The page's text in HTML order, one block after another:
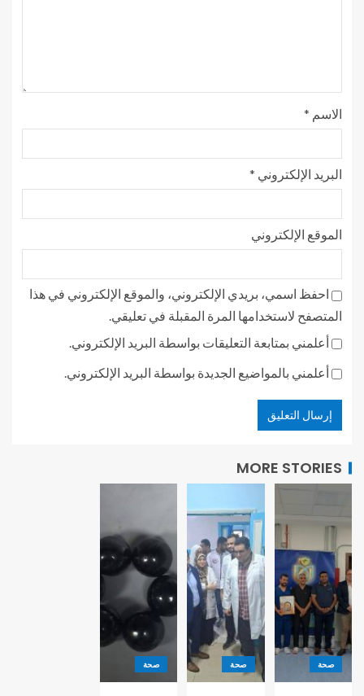
الاسم *
البريد الإلكتروني *
الموقع الإلكتروني
احفظ اسمي، بريدي الإلكتروني، والموقع الإلكتروني في هذا
المتصفح لاستخدامها المرة المقبلة في تعليقي.
أعلمني بمتابعة التعليقات بواسطة البريد الإلكتروني.
أعلمني بالمواضيع الجديدة بواسطة البريد الإلكتروني.
MORE STORIES
صحة صحة صحة